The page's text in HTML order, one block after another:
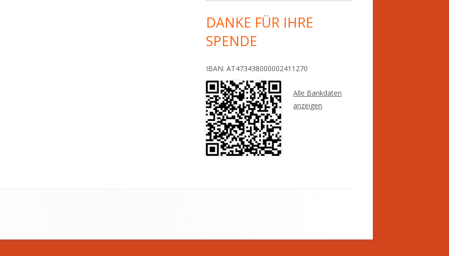
DANKE FÜR IHRE
SPENDE
IBAN: AT473438000002411270
Alle Bankdaten
anzeigen